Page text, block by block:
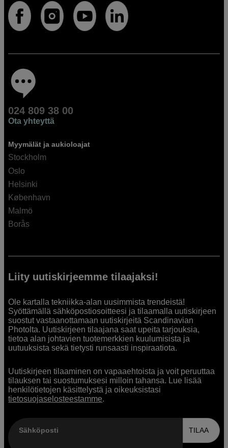
024 809 38 00
Ota yhteyttä
Myymälät ja aukioloajat
Stockholm
Oslo
Helsinki
København
Malmö
Borås
Liity uutiskirjeemme tilaajaksi!
Ole kartalla tekniikka-alan uusimmista trendeistä!
Syöttämällä sähköpostiosoitteesi ja tilaamalla uutiskirjeen
suostut vastaanottamaan uutiskirjeitä Scandinavian
Photolta. Uutiskirjeen tilaajana saat upeita tarjouksia,
tietoa alan johtavien tuotemerkkien kuulumisista ja
uutuuksista sekä tietysti runsaasti inspiraatiota.
Uutiskirjeen tilaaminen on vapaaehtoista ja voit peruuttaa
tilauksen tai suostumuksesi milloin tahansa. Lue lisää
henkilötietojen käsittelystä ja oikeuksistasi
tietosuojaselosteestamme.
Sähköposti TILAA